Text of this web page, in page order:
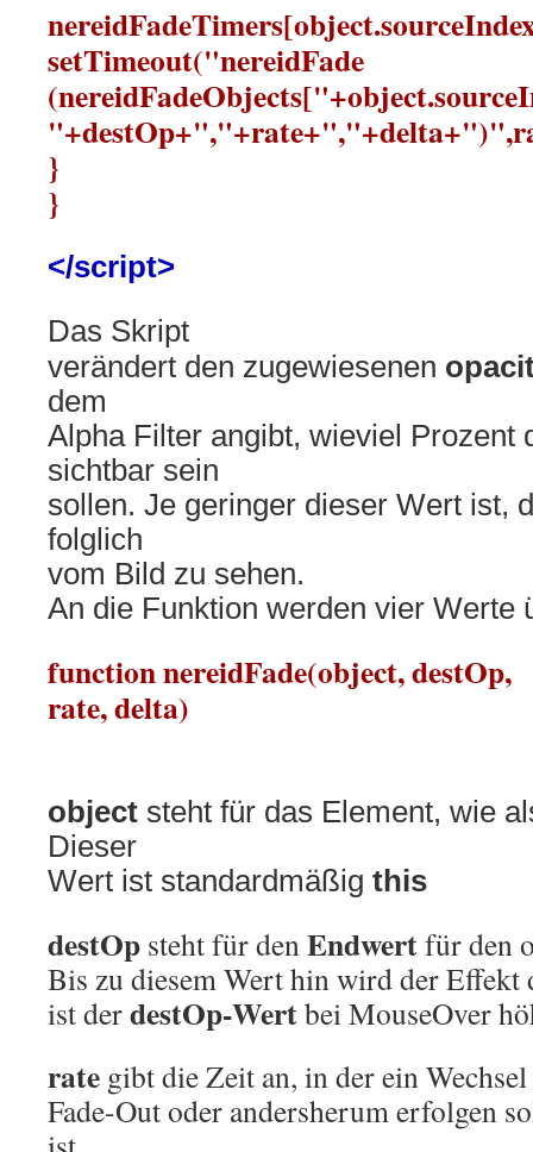
setTimeout("nereidFade
}
}
</script>
Das Skript
verändert den zugewiesenen
dem
Alpha Filter angibt, wieviel Prozent
sichtbar sein
sollen. Je geringer dieser Wert ist,
folglich
vom Bild zu sehen.
An die Funktion werden vier Werte
function nereidFade(object, destOp,
rate, delta)
object steht für das Element, wie
Dieser
Wert ist standardmäßig this
destOp steht für denEndwertfür den
Bis zu diesem Wert hin wird der
ist derdestOp-Wertbei MouseOver
rate gibt die Zeit an, in der ein
Fade-Out oder andersherum erfolgen